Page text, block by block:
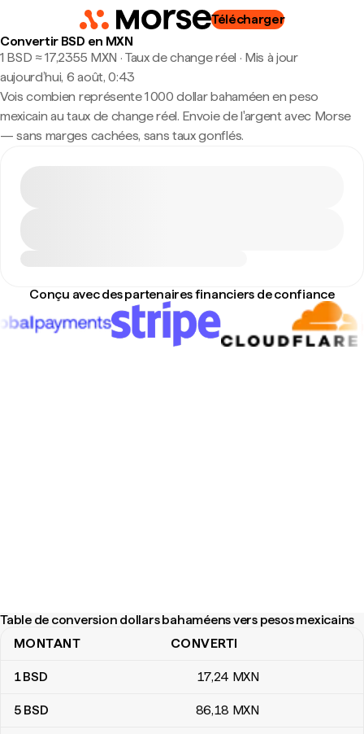
Télécharger
Convertir BSD en MXN
1 BSD ≈ 17,2355 MXN · Taux de change réel · Mis à jour
aujourd’hui, 6 août, 0:43
Vois combien représente 1 000 dollar bahaméen en peso
mexicain au taux de change réel. Envoie de l'argent avec Morse
— sans marges cachées, sans taux gonflés.
Conçu avec des partenaires financiers de confiance
Table de conversion dollars bahaméens vers pesos mexicains
Table de conversion dollars bahaméens vers pesos mexicains
MONTANT CONVERTI
1BSD 17,24 MXN
5 BSD 86,18 MXN